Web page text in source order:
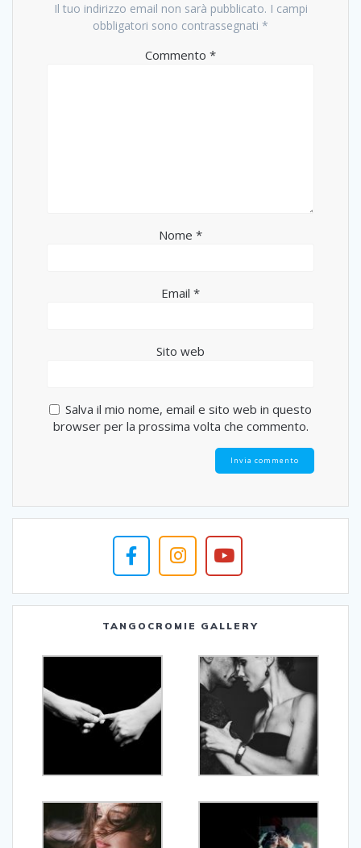
Il tuo indirizzo email non sarà pubblicato. I campi
obbligatori sono contrassegnati *
Commento *
Nome *
Email *
Sito web
Salva il mio nome, email e sito web in questo
browser per la prossima volta che commento.
TANGOCROMIE GALLERY